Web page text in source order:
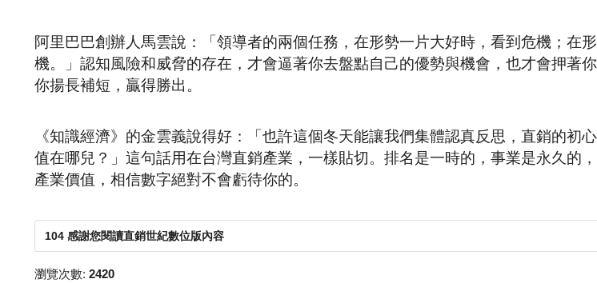
阿里巴巴創辦人馬雲說：「領導者的兩個任務，在形勢一片大好時，看到危機；在
機。」認知風險和威脅的存在，才會逼著你去盤點自己的優勢與機會，也才會押著
你揚長補短，贏得勝出。
《知識經濟》的金雲義說得好：「也許這個冬天能讓我們集體認真反思，直銷的初
值在哪兒？」這句話用在台灣直銷產業，一樣貼切。排名是一時的，事業是永久的
產業價值，相信數字絕對不會虧待你的。
104 感謝您閱讀直銷世紀數位版內容
瀏覽次數: 2420